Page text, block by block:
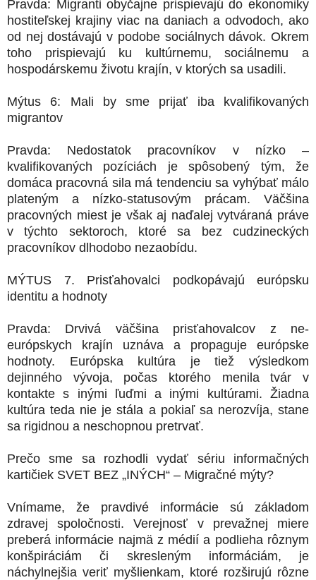
Pravda: Migranti obyčajne prispievajú do ekonomiky
hostiteľskej krajiny viac na daniach a odvodoch, ako
od nej dostávajú v podobe sociálnych dávok. Okrem
toho prispievajú ku kultúrnemu, sociálnemu a
hospodárskemu životu krajín, v ktorých sa usadili.
Mýtus 6: Mali by sme prijať iba kvalifikovaných
migrantov
Pravda: Nedostatok pracovníkov v nízko –
kvalifikovaných pozíciách je spôsobený tým, že
domáca pracovná sila má tendenciu sa vyhýbať málo
plateným a nízko-statusovým prácam. Väčšina
pracovných miest je však aj naďalej vytváraná práve
v týchto sektoroch, ktoré sa bez cudzineckých
pracovníkov dlhodobo nezaobídu.
MÝTUS 7. Prisťahovalci podkopávajú európsku
identitu a hodnoty
Pravda: Drvivá väčšina prisťahovalcov z ne-
európskych krajín uznáva a propaguje európske
hodnoty. Európska kultúra je tiež výsledkom
dejinného vývoja, počas ktorého menila tvár v
kontakte s inými ľuďmi a inými kultúrami. Žiadna
kultúra teda nie je stála a pokiaľ sa nerozvíja, stane
sa rigidnou a neschopnou pretrvať.
Prečo sme sa rozhodli vydať sériu informačných
kartičiek SVET BEZ „INÝCH“ – Migračné mýty?
Vnímame, že pravdivé informácie sú základom
zdravej spoločnosti. Verejnosť v prevažnej miere
preberá informácie najmä z médií a podlieha rôznym
konšpiráciám či skresleným informáciám, je
náchylnejšia veriť myšlienkam, ktoré rozširujú rôzne